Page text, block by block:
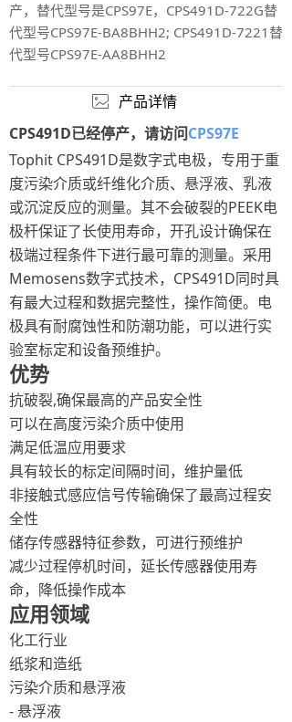
产，替代型号是CPS97E，CPS491D-722G替
代型号CPS97E-BA8BHH2; CPS491D-7221替
代型号CPS97E-AA8BHH2
产品详情
CPS491D已经停产，请访问CPS97E
Tophit CPS491D是数字式电极，专用于重
度污染介质或纤维化介质、悬浮液、乳液
或沉淀反应的测量。其不会破裂的PEEK电
极杆保证了长使用寿命，开孔设计确保在
极端过程条件下进行最可靠的测量。采用
Memosens数字式技术，CPS491D同时具
有最大过程和数据完整性，操作简便。电
极具有耐腐蚀性和防潮功能，可以进行实
验室标定和设备预维护。
优势
抗破裂,确保最高的产品安全性
可以在高度污染介质中使用
满足低温应用要求
具有较长的标定间隔时间，维护量低
非接触式感应信号传输确保了最高过程安
全性
储存传感器特征参数，可进行预维护
减少过程停机时间，延长传感器使用寿
命，降低操作成本
应用领域
化工行业
纸浆和造纸
污染介质和悬浮液
- 悬浮液
ꂈ